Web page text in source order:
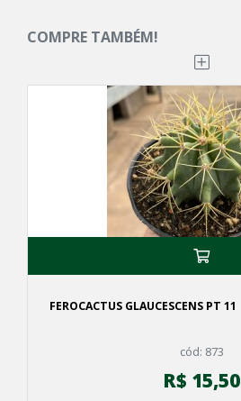
COMPRE TAMBÉM!
FEROCACTUS GLAUCESCENS PT 11
cód: 873
R$ 15,50